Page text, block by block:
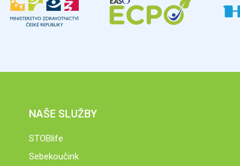
NAŠE SLUŽBY
STOBlife
Sebekoučink